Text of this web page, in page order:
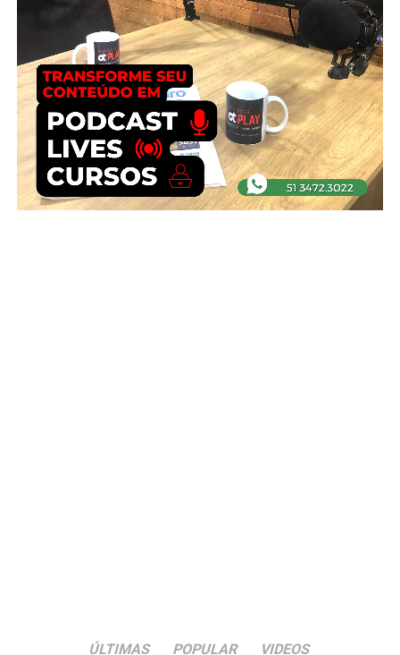
ÚLTIMAS POPULAR VIDEOS